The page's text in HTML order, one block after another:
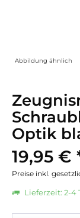
Abbildung ähnlich
Optik
19,95 €
Preise inkl.
Lieferzeit: 2-4